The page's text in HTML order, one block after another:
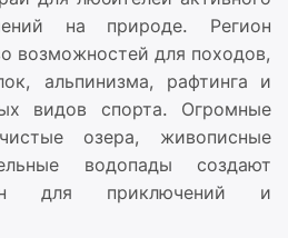
на природе. Регион
возможностей для походов,
альпинизма, рафтинга и
видов спорта. Огромные
озера, живописные
водопады создают
для приключений и